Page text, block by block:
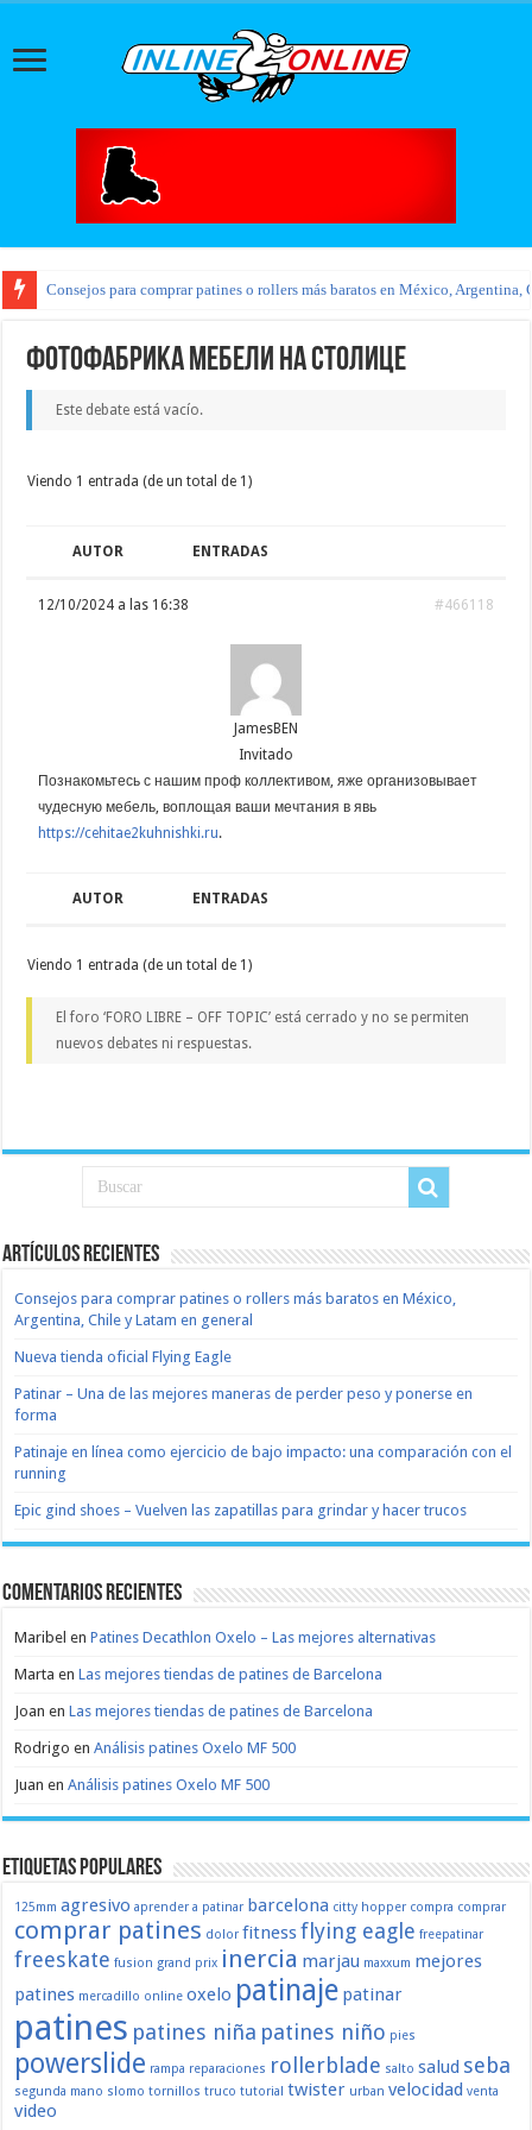
Consejos para comprar patines o rollers más baratos en México, Argentina,
Фотофабрика мебели на Столице
Este debate está vacío.
Viendo 1 entrada (de un total de 1)
AUTOR ENTRADAS
12/10/2024 a las 16:38 #466118
JamesBEN
Invitado
Познакомьтесь с нашим проф коллективом, яже организовывает
чудесную мебель, воплощая ваши мечтания в явь
https://cehitae2kuhnishki.ru.
AUTOR ENTRADAS
Viendo 1 entrada (de un total de 1)
El foro ‘FORO LIBRE – OFF TOPIC’ está cerrado y no se permiten
nuevos debates ni respuestas.
Artículos recientes
Consejos para comprar patines o rollers más baratos en México,
Argentina, Chile y Latam en general
Nueva tienda oficial Flying Eagle
Patinar – Una de las mejores maneras de perder peso y ponerse en
forma
Patinaje en línea como ejercicio de bajo impacto: una comparación con el
running
Epic gind shoes – Vuelven las zapatillas para grindar y hacer trucos
Comentarios recientes
Maribel enPatines Decathlon Oxelo – Las mejores alternativas
Marta enLas mejores tiendas de patines de Barcelona
Joan enLas mejores tiendas de patines de Barcelona
Rodrigo enAnálisis patines Oxelo MF 500
Juan enAnálisis patines Oxelo MF 500
Etiquetas populares
125mm agresivo aprender a patinar barcelona citty hopper compra comprar
comprar patines dolor fitnessflying eagle freepatinar
freeskate fusion grand prix inercia marjau maxxum mejores
patines mercadillo online oxelo patinaje patinar
patines patines niña patines niño pies
powerslide rampa reparaciones rollerblade salto salud seba
segunda mano slomo tornillos truco tutorial twister urban velocidad venta
video